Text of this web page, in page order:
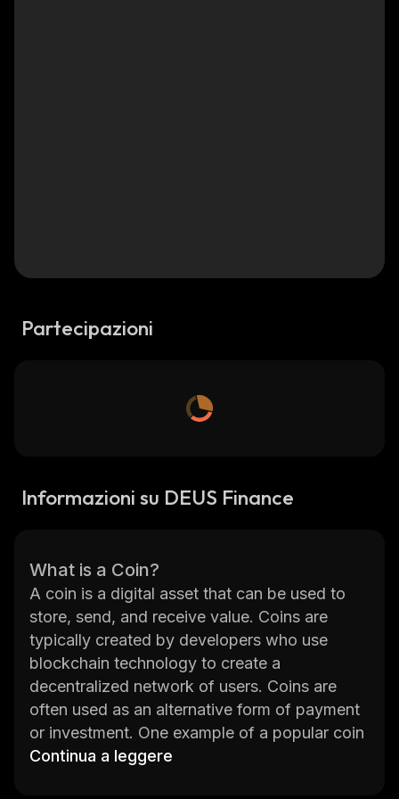
Partecipazioni
Informazioni su DEUS Finance
What is a Coin?
A coin is a digital asset that can be used to
store, send, and receive value. Coins are
typically created by developers who use
blockchain technology to create a
decentralized network of users. Coins are
often used as an alternative form of payment
or investment. One example of a popular coin
is DEUS Finance (DEUS). DEUS Finance is a
Continua a leggere